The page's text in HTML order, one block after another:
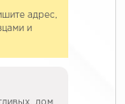
адрес,
и